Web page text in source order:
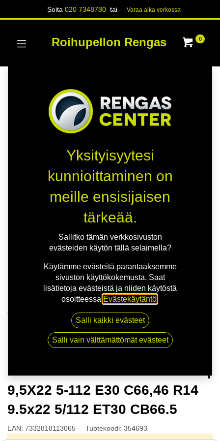
Soita020 7348780 tai Varaa aika verk​​​​ossa
Roihupellon Rengas 0
NITRO MOMENTUM FF G.BLK | 9,5X22 5-112 E30
C66,46 R14 9.5x22 5/112 ET30 CB66.5
9,5X22 5-112 E30 C66,46 R14
9.5x22 5/112 ET30 CB66.5
EAN: 7332818113065 Tuotekoodi: 354693
Yksityisyytesi
kunnioittaminen on
meille ensisijaisen
tärkeää.
Sallitko tämän verkkosivuston
evästeiden käytön tällä selaimella?
Käytämme evästeitä parantaaksemme
sivuston käyttökokemusta. Saat
lisätietoja evästeistä ja niiden käytöstä
osoitteessa Evästekäytäntö
Salli kaikki evästeet
Salli vain välttämättömät evästeet